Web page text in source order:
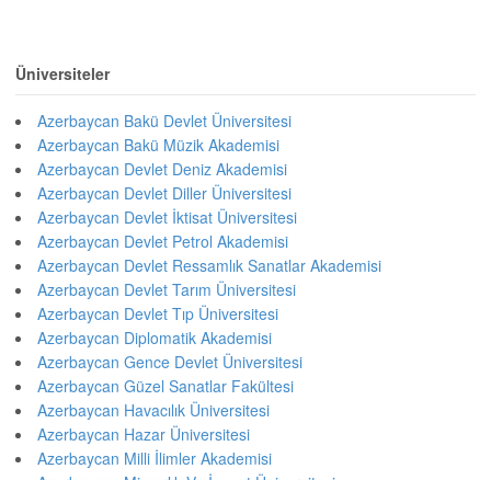
Üniversiteler
Azerbaycan Bakü Devlet Üniversitesi
Azerbaycan Bakü Müzik Akademisi
Azerbaycan Devlet Deniz Akademisi
Azerbaycan Devlet Diller Üniversitesi
Azerbaycan Devlet İktisat Üniversitesi
Azerbaycan Devlet Petrol Akademisi
Azerbaycan Devlet Ressamlık Sanatlar Akademisi
Azerbaycan Devlet Tarım Üniversitesi
Azerbaycan Devlet Tıp Üniversitesi
Azerbaycan Diplomatik Akademisi
Azerbaycan Gence Devlet Üniversitesi
Azerbaycan Güzel Sanatlar Fakültesi
Azerbaycan Havacılık Üniversitesi
Azerbaycan Hazar Üniversitesi
Azerbaycan Milli İlimler Akademisi